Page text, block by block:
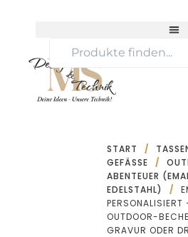
START /
GEFÄSSE
/
ABENTEUER
EDELSTAHL)
/
OUTDOOR-
GRAVUR ODER